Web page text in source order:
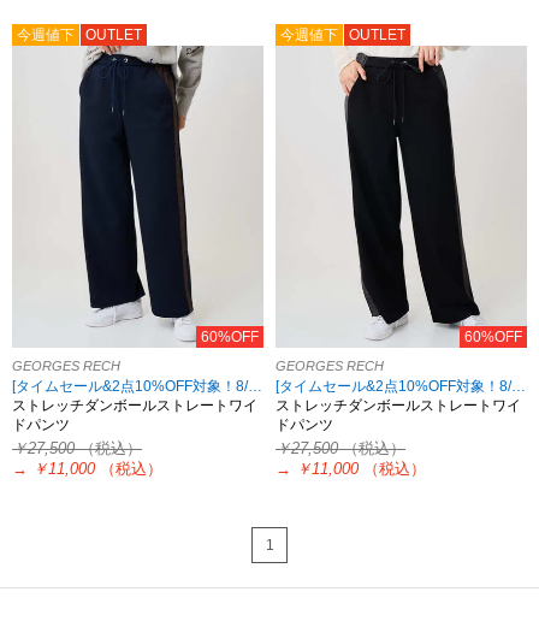
今週値下 OUTLET
60%OFF
GEORGES RECH
[タイムセール&2点10%OFF対象！8/17 8:59まで アウトレット限定]
ストレッチダンボールストレートワイ
ドパンツ
￥27,500（税込）
→
￥11,000 （税込）
今週値下 OUTLET
60%OFF
GEORGES RECH
[タイムセール&2点10%OFF対象！8/17 8:59まで アウトレット限定]
ストレッチダンボールストレートワイ
ドパンツ
￥27,500（税込）
→
￥11,000 （税込）
1